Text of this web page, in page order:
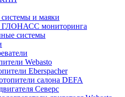
и маяки
ГЛОНАСС мониторинга
системы
Webasto
Eberspacher
салона DEFA
Северс